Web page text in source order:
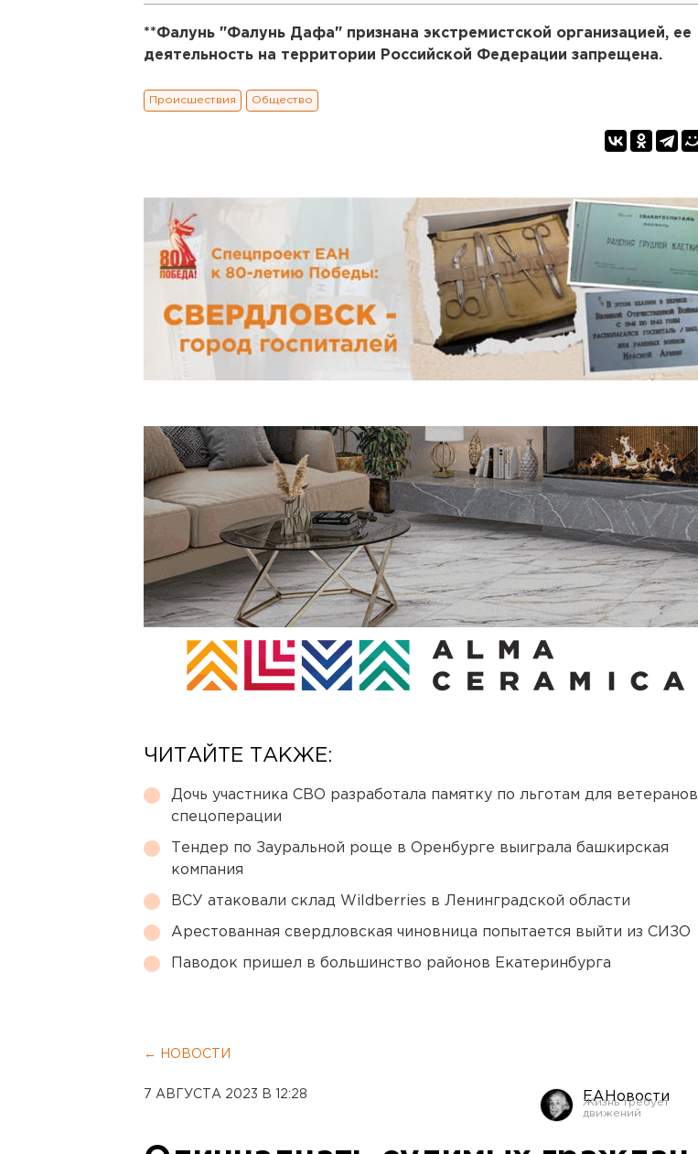
**Фалунь "Фалунь Дафа" признана экстремистской организацией, ее
деятельность на территории Российской Федерации запрещена.
Происшествия Общество
ЧИТАЙТЕ ТАКЖЕ:
Дочь участника СВО разработала памятку по льготам для ветеранов
спецоперации
Тендер по Зауральной роще в Оренбурге выиграла башкирская
компания
ВСУ атаковали склад Wildberries в Ленинградской области
Арестованная свердловская чиновница попытается выйти из СИЗО
Паводок пришел в большинство районов Екатеринбурга
← НОВОСТИ
7 АВГУСТА 2023 В 12:28 ЕАНовости